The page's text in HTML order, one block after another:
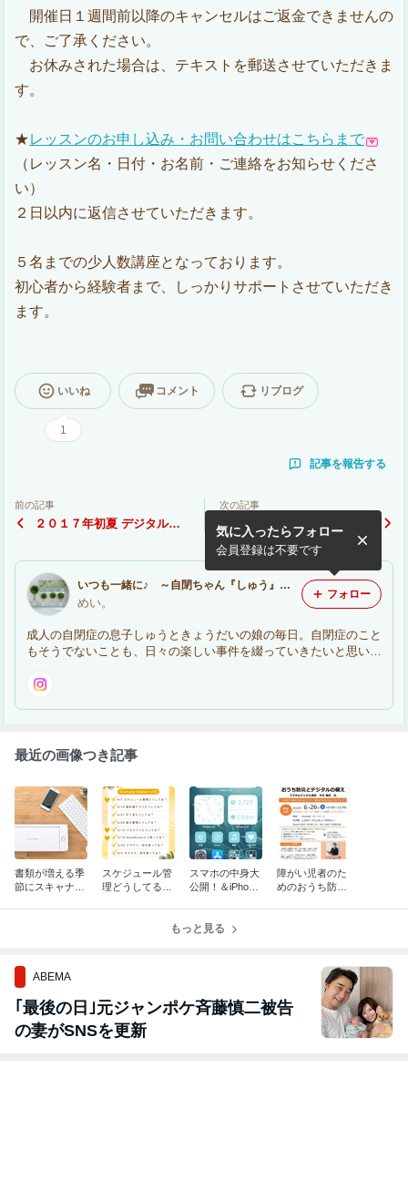
開催日１週間前以降のキャンセルはご返金できませんの
で、ご了承ください。
お休みされた場合は、テキストを郵送させていただきま
す。
★レッスンのお申し込み・お問い合わせはこちらまで
（レッスン名・日付・お名前・ご連絡をお知らせくださ
い）
２日以内に返信させていただきます。
５名までの少人数講座となっております。
初心者から経験者まで、しっかりサポートさせていただき
ます。
いいね
1
コメント リブログ
記事を報告する
前の記事
２０１７年初夏 デジタルレ
次の記事
Evernote Level１講座のご
案内
いつも一緒に♪ ～自閉ちゃん『しゅう』との楽しい毎日＠大阪～
めい。
成人の自閉症の息子しゅうときょうだいの娘の毎日。自閉症のこと
もそうでないことも、日々の楽しい事件を綴っていきたいと思いま
気に入ったらフォロー
会員登録は不要です
フォロー
最近の画像つき記事
書類が増える季
節にスキャナー
スケジュール管
理どうしてる？
スマホの中身大
公開！＆iPhone
障がい児者のた
めのおうち防災
もっと見る
ABEMA
｢最後の日｣元ジャンポケ斉藤慎二被告
の妻がSNSを更新